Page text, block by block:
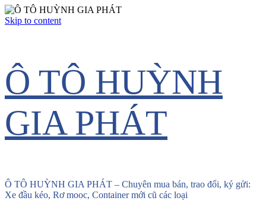
Skip to content
Ô TÔ HUỲNH
GIA PHÁT
Ô TÔ HUỲNH GIA PHÁT – Chuyên mua bán, trao đổi, ký gửi:
Xe đầu kéo, Rơ mooc, Container mới cũ các loại